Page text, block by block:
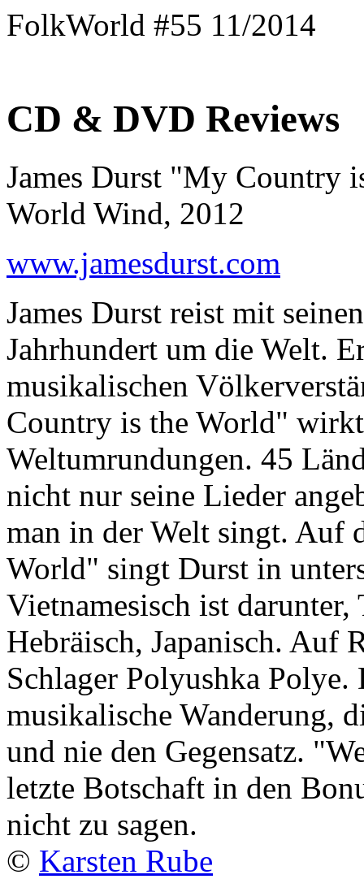
FolkWorld #55 11/2014
CD & DVD Reviews
James Durst "My Country
World Wind, 2012
www.jamesdurst.com
James Durst reist mit
Jahrhundert um die Welt.
musikalischen
Country is the World"
Weltumrundungen. 45
nicht nur seine Lieder
man in der Welt singt. Auf
World" singt Durst in
Vietnamesisch ist
Hebräisch, Japanisch. Auf
Schlager Polyushka
musikalische Wanderung,
und nie den Gegensatz.
letzte Botschaft in den
nicht zu sagen.
© Karsten Rube